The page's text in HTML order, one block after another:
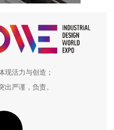
现活力与创造；
出严谨，负责。